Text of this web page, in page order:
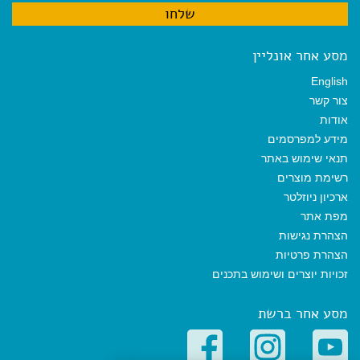
מסע אחר אונליין
English
צור קשר
אודות
מידע למפרסמים
תנאי שימוש באתר
רשימת מוצרים
ארכיון ניוזלטר
מפת אתר
הצהרת נגישות
הצהרת פרטיות
זכויות יוצרים ושימוש בתכנים
מסע אחר ברשת